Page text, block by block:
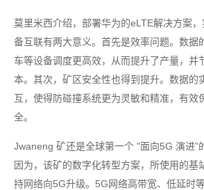
莫里米西介绍，部署华为的eLTE解决方案
备互联有两大意义。首先是效率问题。数据
车等设备调度更高效，从而提升了产量，并
本。其次，矿区安全性也得到提升。数据的
互，使得防碰撞系统更为灵敏和精准，有效
全。
Jwaneng 矿还是全球第一个 "面向5G 演进”
因为，该矿的数字化转型方案，所使用的基
持网络向5G升级。5G网络高带宽、低延时